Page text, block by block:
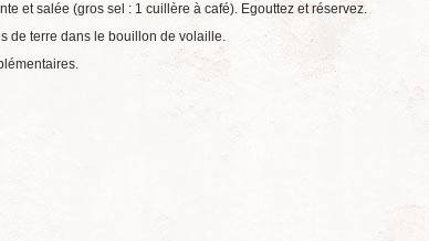
et salée (gros sel : 1 cuillère à café). Egouttez et réservez.
de terre dans le bouillon de volaille.